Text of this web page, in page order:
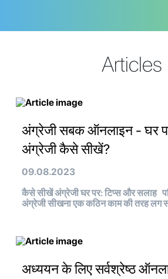
Articles
अंग्रेजी सबक ऑनलाइन - घर
अंग्रेजी कैसे सीखें?
09.08.2023
कैसे सीखें अंग्रेजी घर पर: टिप्स और सलाह
अंग्रेजी सीखना एक कठिन काम की तरह लग
अध्ययन के लिए सर्वश्रेष्ठ